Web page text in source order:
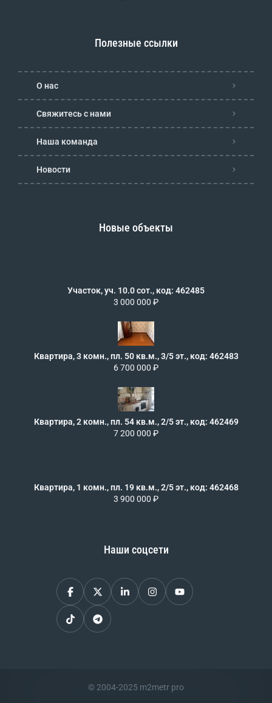
Полезные ссылки
О нас
Свяжитесь с нами
Наша команда
Новости
Новые объекты
Участок, уч. 10.0 сот., код: 462485
3 000 000 ₽
Квартира, 3 комн., пл. 50 кв.м., 3/5 эт., код: 462483
6 700 000 ₽
Квартира, 2 комн., пл. 54 кв.м., 2/5 эт., код: 462469
7 200 000 ₽
Квартира, 1 комн., пл. 19 кв.м., 2/5 эт., код: 462468
3 900 000 ₽
Наши соцсети
© 2004-2025 m2metr pro